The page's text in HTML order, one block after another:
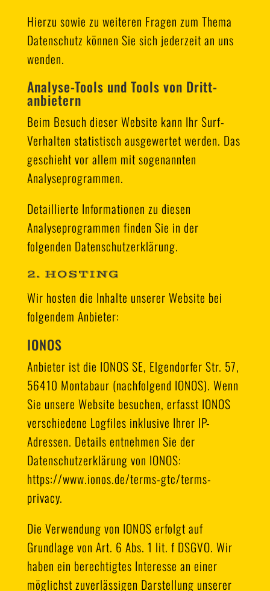
Hierzu sowie zu weiteren Fragen zum Thema
Datenschutz können Sie sich jederzeit an uns
wenden.
Analyse-Tools und Tools von Dritt­
anbietern
Beim Besuch dieser Website kann Ihr Surf-
Verhalten statistisch ausgewertet werden. Das
geschieht vor allem mit sogenannten
Analyseprogrammen.
Detaillierte Informationen zu diesen
Analyseprogrammen finden Sie in der
folgenden Datenschutzerklärung.
2. HOSTING
Wir hosten die Inhalte unserer Website bei
folgendem Anbieter:
IONOS
Anbieter ist die IONOS SE, Elgendorfer Str. 57,
56410 Montabaur (nachfolgend IONOS). Wenn
Sie unsere Website besuchen, erfasst IONOS
verschiedene Logfiles inklusive Ihrer IP-
Adressen. Details entnehmen Sie der
Datenschutzerklärung von IONOS:
https://www.ionos.de/terms-gtc/terms-
privacy.
Die Verwendung von IONOS erfolgt auf
Grundlage von Art. 6 Abs. 1 lit. f DSGVO. Wir
haben ein berechtigtes Interesse an einer
möglichst zuverlässigen Darstellung unserer